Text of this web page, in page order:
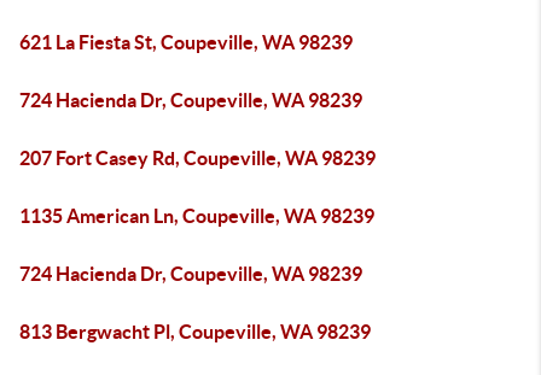
621 La Fiesta St, Coupeville, WA 98239
724 Hacienda Dr, Coupeville, WA 98239
207 Fort Casey Rd, Coupeville, WA 98239
1135 American Ln, Coupeville, WA 98239
724 Hacienda Dr, Coupeville, WA 98239
813 Bergwacht Pl, Coupeville, WA 98239